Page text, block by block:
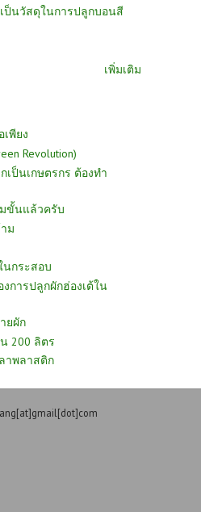
ป็นวัสดุในการปลูกบอนสี
เพิ่มเติม
พียง
Revolution)
เป็นเกษตรกร ต้องทำ
มขั้นแล้วครับ
ม
นกระสอบ
การปลูกผักฮ่องเต้ใน
ยผัก
200 ลิตร
าพลาสติก